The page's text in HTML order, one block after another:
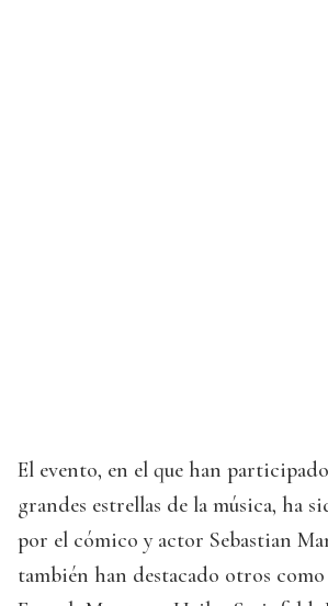
El evento, en el que han
grandes estrellas de la música, ha
por el cómico y actor Sebastian
también han destacado otros